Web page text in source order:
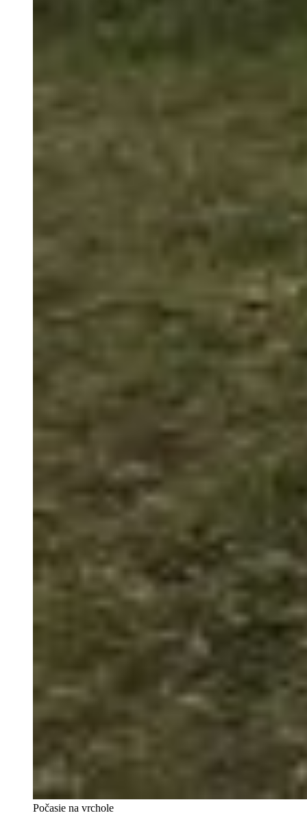
Počasie na vrchole